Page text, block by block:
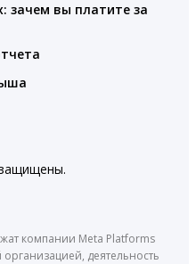
зачем вы платите за
компании Meta Platforms
деятельность